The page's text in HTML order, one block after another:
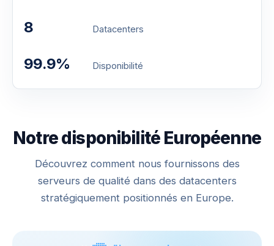
8 Datacenters
99.9% Disponibilité
Notre disponibilité Européenne
Découvrez comment nous fournissons des
serveurs de qualité dans des datacenters
stratégiquement positionnés en Europe.